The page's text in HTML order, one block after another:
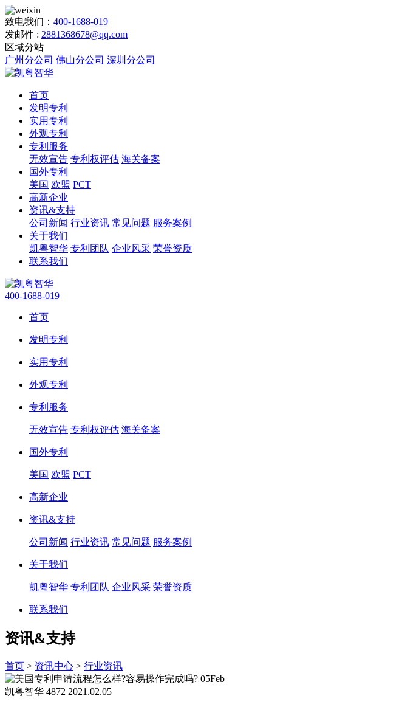
致电我们： 400-1688-019
发邮件 : 2881368678@qq.com
区域分站
广州分公司 佛山分公司 深圳分公司
首页
发明专利
实用专利
外观专利
专利服务
无效宣告 专利权评估 海关备案
国外专利
美国 欧盟 PCT
高新企业
资讯&支持
公司新闻 行业资讯 常见问题 服务案例
关于我们
凯粤智华 专利团队 企业风采 荣誉资质
联系我们
400-1688-019
首页
发明专利
实用专利
外观专利
专利服务
无效宣告 专利权评估 海关备案
国外专利
美国 欧盟 PCT
高新企业
资讯&支持
公司新闻 行业资讯 常见问题 服务案例
关于我们
凯粤智华 专利团队 企业风采 荣誉资质
联系我们
资讯&支持
首页 > 资讯中心 > 行业资讯
05Feb
凯粤智华 4872 2021.02.05